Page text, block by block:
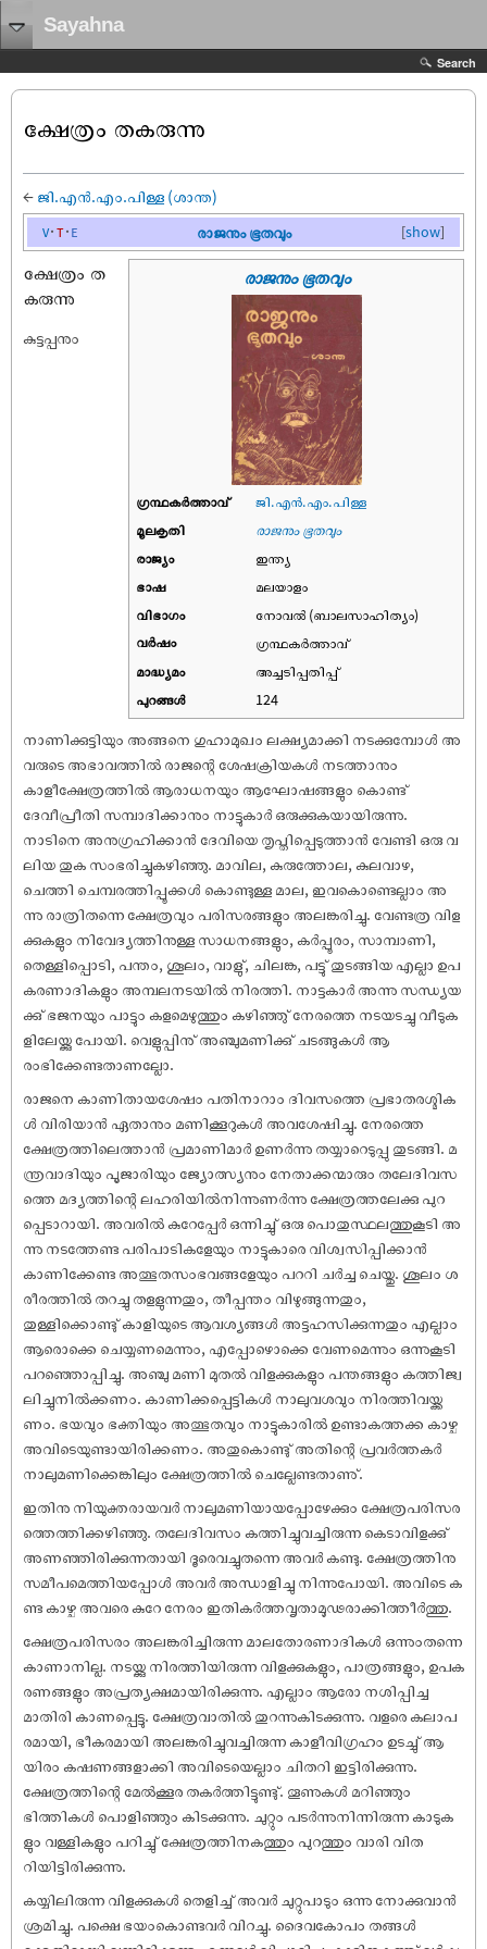
Sayahna
Search
ക്ഷേത്രം തകരുന്നു
← ജി.എൻ.എം.പിള്ള (ശാന്ത)
[show]
v t e രാജനും ഭൂതവും
രാജനും ഭൂതവും
ഗ്രന്ഥകർത്താവ്
ജി.എൻ.എം.പിള്ള
മൂലകൃതി
രാജനും ഭൂതവും
രാജ്യം
ഇന്ത്യ
ഭാഷ
മലയാളം
വിഭാഗം
നോവല്‍ (ബാലസാഹിത്യം)
വര്‍ഷം
ഗ്രന്ഥകര്‍ത്താവ്
മാദ്ധ്യമം
അച്ചടിപ്പതിപ്പ്
പുറങ്ങള്‍
124
ക്ഷേത്രം ത
കരുന്നു
കുട്ടപ്പനും
നാണിക്കുട്ടിയും അങ്ങനെ ഗുഹാമുഖം ലക്ഷ്യമാക്കി നടക്കുമ്പോള്‍ അ
വരുടെ അഭാവത്തില്‍ രാജന്റെ ശേഷക്രിയകള്‍ നടത്താനും
കാളീക്ഷേത്രത്തില്‍ ആരാധനയും ആഘോഷങ്ങളും കൊണ്ട്
ദേവീപ്രീതി സമ്പാദിക്കാനും നാട്ടുകാര്‍ ഒരുക്കുകയായിരുന്നു.
നാടിനെ അനുഗ്രഹിക്കാന്‍ ദേവിയെ തൃപ്തിപ്പെടുത്താന്‍ വേണ്ടി ഒരു വ
ലിയ തുക സംഭരിച്ചുകഴിഞ്ഞു. മാവില, കുരുത്തോല, കുലവാഴ,
ചെത്തി ചെമ്പരത്തിപ്പൂക്കള്‍ കൊണ്ടുള്ള മാല, ഇവകൊണ്ടെല്ലാം അ
ന്നു രാത്രിതന്നെ ക്ഷേത്രവും പരിസരങ്ങളും അലങ്കരിച്ചു. വേണ്ടത്ര വിള
ക്കുകളും നിവേദ്യത്തിനുള്ള സാധനങ്ങളും, കര്‍പ്പൂരം, സാമ്പാണി,
തെള്ളിപ്പൊടി, പന്തം, ശൂലം, വാളു്, ചിലങ്ക, പട്ടു് തുടങ്ങിയ എല്ലാ ഉപ
കരണാദികളും അമ്പലനടയില്‍ നിരത്തി. നാട്ടകാര്‍ അന്നു സന്ധ്യയ
ക്കു് ഭജനയും പാട്ടും കളമെഴുത്തും കഴിഞ്ഞു് നേരത്തെ നടയടച്ചു വീടുക
ളിലേയ്ക്കു പോയി. വെളുപ്പിനു് അഞ്ചുമണിക്കു് ചടങ്ങുകള്‍ ആ
രംഭിക്കേണ്ടതാണല്ലോ.
രാജനെ കാണിതായശേഷം പതിനാറാം ദിവസത്തെ പ്രഭാതരശ്മിക
ള്‍ വിരിയാന്‍ ഏതാനും മണിക്കൂറുകള്‍ അവശേഷിച്ചു. നേരത്തെ
ക്ഷേത്രത്തിലെത്താന്‍ പ്രമാണിമാര്‍ ഉണര്‍ന്നു തയ്യാറെടുപ്പു തുടങ്ങി. മ
ന്ത്രവാദിയും പൂജാരിയും ജ്യോത്സ്യനും നേതാക്കന്മാരും തലേദിവസ
ത്തെ മദ്യത്തിന്റെ ലഹരിയില്‍നിന്നുണര്‍ന്നു ക്ഷേത്രത്തലേക്കു പുറ
പ്പെടാറായി. അവരില്‍ കുറേപ്പേര്‍ ഒന്നിച്ചു് ഒരു പൊതുസ്ഥലത്തുകൂടി അ
ന്നു നടത്തേണ്ട പരിപാടികളേയും നാട്ടുകാരെ വിശ്വസിപ്പിക്കാന്‍
കാണിക്കേണ്ട അത്ഭുതസംഭവങ്ങളേയും പററി ചര്‍ച്ച ചെയ്തു. ശൂലം ശ
രീരത്തില്‍ തറച്ചു തളളുന്നതും, തീപ്പന്തം വിഴുങ്ങുന്നതും,
തുള്ളിക്കൊണ്ടു് കാളിയുടെ ആവശ്യങ്ങള്‍ അട്ടഹസിക്കുന്നതും എല്ലാം
ആരൊക്കെ ചെയ്യണമെന്നും, എപ്പോഴൊക്കെ വേണമെന്നും ഒന്നുകൂടി
പറഞ്ഞൊപ്പിച്ചു. അഞ്ചു മണി മുതല്‍ വിളക്കുകളും പന്തങ്ങളും കത്തിജ്വ
ലിച്ചുനില്‍ക്കണം. കാണിക്കപ്പെട്ടികള്‍ നാലുവശവും നിരത്തിവയ്ക്ക
ണം. ഭയവും ഭക്തിയും അത്ഭുതവും നാട്ടുകാരില്‍ ഉണ്ടാകത്തക്ക കാഴ്ച
അവിടെയുണ്ടായിരിക്കണം. അതുകൊണ്ടു് അതിന്റെ പ്രവര്‍ത്തകര്‍
നാലുമണിക്കെങ്കിലും ക്ഷേത്രത്തില്‍ ചെല്ലേണ്ടതാണു്.
ഇതിനു നിയുക്തരായവര്‍ നാലുമണിയായപ്പോഴേക്കും ക്ഷേത്രപരിസര
ത്തെത്തിക്കഴിഞ്ഞു. തലേദിവസം കത്തിച്ചുവച്ചിരുന്ന കെടാവിളക്കു്
അണഞ്ഞിരിക്കുന്നതായി ദൂരെവച്ചുതന്നെ അവര്‍ കണ്ടു. ക്ഷേത്രത്തിനു
സമീപമെത്തിയപ്പോള്‍ അവര്‍ അന്ധാളിച്ചു നിന്നുപോയി. അവിടെ ക
ണ്ട കാഴ്ച അവരെ കുറേ നേരം ഇതികര്‍ത്തവൃതാമൂഢരാക്കിത്തീര്‍ത്തു.
ക്ഷേത്രപരിസരം അലങ്കരിച്ചിരുന്ന മാലതോരണാദികള്‍ ഒന്നുംതന്നെ
കാണാനില്ല. നടയ്ക്കു നിരത്തിയിരുന്ന വിളക്കുകളും, പാത്രങ്ങളും, ഉപക
രണങ്ങളും അപ്രത്യക്ഷമായിരിക്കുന്നു. എല്ലാം ആരോ നശിപ്പിച്ച
മാതിരി കാണപ്പെട്ടു. ക്ഷേത്രവാതിൽ തുറന്നുകിടക്കുന്നു. വളരെ കലാപ
രമായി, ഭീകരമായി അലങ്കരിച്ചുവച്ചിരുന്ന കാളീവിഗ്രഹം ഉടച്ചു് ആ
യിരം കഷണങ്ങളാക്കി അവിടെയെല്ലാം ചിതറി ഇട്ടിരിക്കുന്നു.
ക്ഷേത്രത്തിന്റെ മേൽക്കൂര തകർത്തിട്ടുണ്ടു്. തൂണുകൾ മറിഞ്ഞും
ഭിത്തികൾ പൊളിഞ്ഞും കിടക്കുന്നു. ചുറ്റും പടർന്നുനിന്നിരുന്ന കാടുക
ളും വള്ളികളും പറിച്ചു് ക്ഷേത്രത്തിനകത്തും പുറത്തും വാരി വിത
റിയിട്ടിരിക്കുന്നു.
കയ്യിലിരുന്ന വിളക്കുകൾ തെളിച്ച് അവർ ചുറ്റുപാടും ഒന്നു നോക്കുവാൻ
ശ്രമിച്ചു. പക്ഷെ ഭയംകൊണ്ടവർ വിറച്ചു. ദൈവകോപം തങ്ങൾ